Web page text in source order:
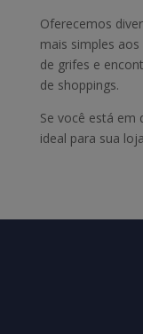
Oferecemos
mais simples
de grifes e
de shoppings.
Se você está em
ideal para sua